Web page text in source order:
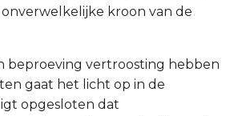
kroon van de
beproeving vertroosting hebben
gaat het licht op in de
opgesloten dat